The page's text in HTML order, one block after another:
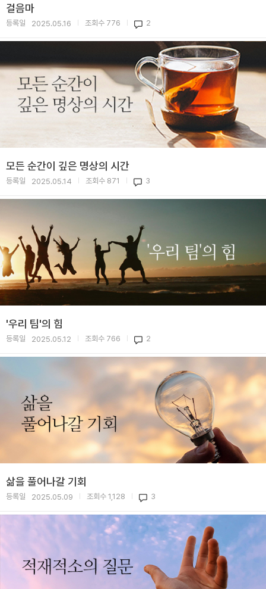
걸음마
등록일 2025.05.16 조회수 776 2
모든 순간이 깊은 명상의 시간
등록일 2025.05.14 조회수 871 3
'우리 팀'의 힘
등록일 2025.05.12 조회수 766 2
삶을 풀어나갈 기회
등록일 2025.05.09 조회수 1,128 3